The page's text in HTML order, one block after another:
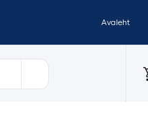
Avaleht